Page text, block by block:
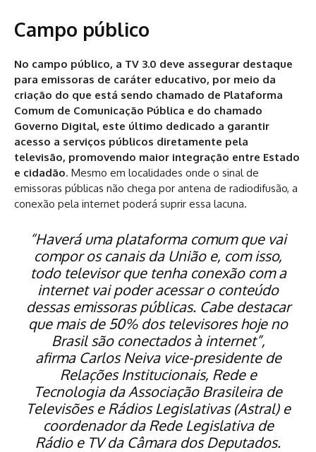
Campo público
No campo público, a TV 3.0 deve assegurar destaque
para emissoras de caráter educativo, por meio da
criação do que está sendo chamado de Plataforma
Comum de Comunicação Pública e do chamado
Governo Digital, este último dedicado a garantir
acesso a serviços públicos diretamente pela
televisão, promovendo maior integração entre Estado
e cidadão. Mesmo em localidades onde o sinal de
emissoras públicas não chega por antena de radiodifusão, a
conexão pela internet poderá suprir essa lacuna.
“Haverá uma plataforma comum que vai
compor os canais da União e, com isso,
todo televisor que tenha conexão com a
internet vai poder acessar o conteúdo
dessas emissoras públicas. Cabe destacar
que mais de 50% dos televisores hoje no
Brasil são conectados à internet”,
afirma Carlos Neiva vice-presidente de
Relações Institucionais, Rede e
Tecnologia da Associação Brasileira de
Televisões e Rádios Legislativas (Astral) e
coordenador da Rede Legislativa de
Rádio e TV da Câmara dos Deputados.